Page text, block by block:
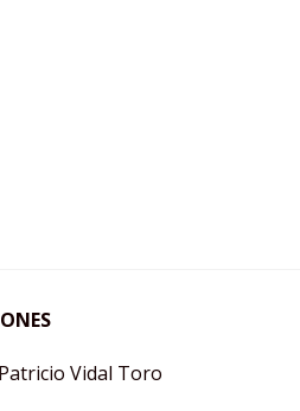
Patricio Vidal Toro